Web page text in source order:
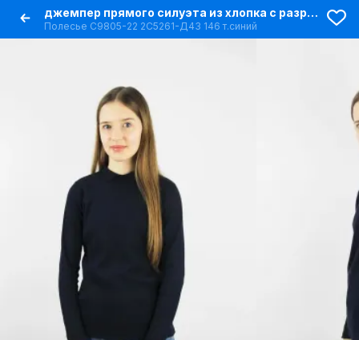
джемпер прямого силуэта из хлопка с разрезом на воротнике
Полесье С9805-22 2С5261-Д43 146 т.синий